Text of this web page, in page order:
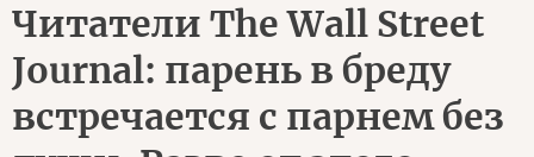
Читатели The Wall Street
Journal: парень в бреду
встречается с парнем без